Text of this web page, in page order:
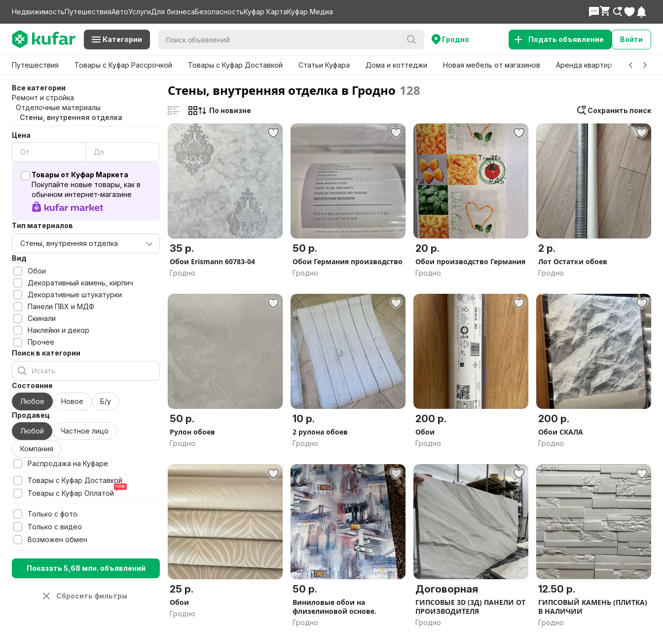
НедвижимостьПутешествияАвтоУслугиДля бизнесаБезопасностьКуфар КартаКуфар Медиа
Категории Гродно Подать объявление Войти
Путешествия Товары с Куфар Рассрочкой Товары с Куфар Доставкой Статьи Куфара Дома и коттеджи Новая мебель от магазинов Аренда квартир Детские
Все категории
Ремонт и стройка
Отделочные материалы
Стены, внутренняя отделка
Цена
Товары от Куфар Маркета
Покупайте новые товары, как в
обычном интернет-магазине
Тип материалов
Вид
Обои
Декоративный камень, кирпич
Декоративные штукатурки
Панели ПВХ и МДФ
Скинали
Наклейки и декор
Прочее
Поиск в категории
Состояние
Любое
Новое
Б/у
Продавец
Любой
Частное лицо
Компания
Распродажа на Куфаре
Товары с Куфар Доставкой
Товары с Куфар Оплатой
Только с фото
Только с видео
Возможен обмен
Показать 5,68 млн. объявлений
Сбросить фильтры
Стены, внутренняя отделка в Гродно 128
Сохранить поиск
По новизне
35 р.
Обои Erismann 60783-04
Гродно
50 р.
Обои Германия производство
Гродно
20 р.
Обои производство Германия
Гродно
2 р.
Лот Остатки обоев
Гродно
50 р.
Рулон обоев
Гродно
10 р.
2 рулона обоев
Гродно
200 р.
Обои
Гродно
200 р.
Обои СКАЛА
Гродно
25 р.
Обои
Гродно
50 р.
Виниловые обои на
флизелиновой основе.
Гродно
Договорная
ГИПСОВЫЕ 3D (3Д) ПАНЕЛИ ОТ
ПРОИЗВОДИТЕЛЯ
Гродно
12.50 р.
ГИПСОВЫЙ КАМЕНЬ (ПЛИТКА)
В НАЛИЧИИ
Гродно